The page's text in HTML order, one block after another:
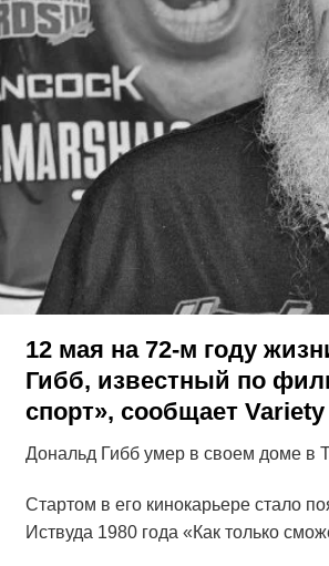
12 мая на 72-м году
Гибб, известный по
спорт», сообщает
Дональд Гибб умер в своем доме в
Стартом в его кинокарьере стало
Иствуда 1980 года «Как только